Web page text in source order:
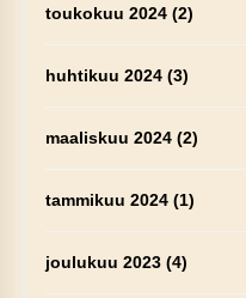
toukokuu 2024(2)
huhtikuu 2024(3)
maaliskuu 2024(2)
tammikuu 2024(1)
joulukuu 2023(4)